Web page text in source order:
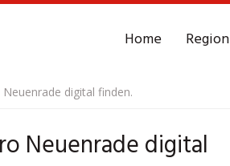
Home Region
digital finden.
Neuenrade digital